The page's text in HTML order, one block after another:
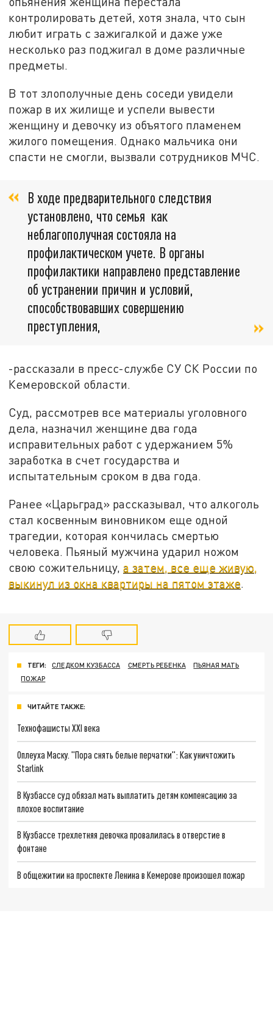
контролировать детей, хотя знала, что сын
любит играть с зажигалкой и даже уже
несколько раз поджигал в доме различные
предметы.
В тот злополучные день соседи увидели
пожар в их жилище и успели вывести
женщину и девочку из объятого пламенем
жилого помещения. Однако мальчика они
спасти не смогли, вызвали сотрудников МЧС.
В ходе предварительного следствия
установлено, что семья как
неблагополучная состояла на
профилактическом учете. В органы
профилактики направлено представление
об устранении причин и условий,
способствовавших совершению
преступления,
-рассказали в пресс-службе СУ СК России по
Кемеровской области.
Суд, рассмотрев все материалы уголовного
дела, назначил женщине два года
исправительных работ с удержанием 5%
заработка в счет государства и
испытательным сроком в два года.
Ранее «Царьград» рассказывал, что алкоголь
стал косвенным виновником еще одной
трагедии, которая кончилась смертью
человека. Пьяный мужчина ударил ножом
свою сожительницу,а затем, все еще живую,
выкинул из окна квартиры на пятом этаже.
ТЕГИ: СЛЕДКОМ КУЗБАССА СМЕРТЬ РЕБЕНКА
ПЬЯНАЯ МАТЬ
ПОЖАР
ЧИТАЙТЕ ТАКЖЕ:
Технофашисты XXI века
Оплеуха Маску. "Пора снять белые перчатки": Как уничтожить
Starlink
В Кузбассе суд обязал мать выплатить детям компенсацию за
плохое воспитание
В Кузбассе трехлетняя девочка провалилась в отверстие в
фонтане
В общежитии на проспекте Ленина в Кемерове произошел пожар